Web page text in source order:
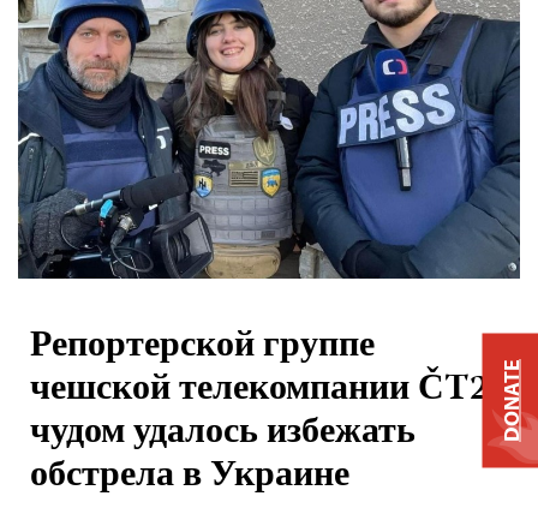
Репортерской группе
чешской телекомпании ČT24
чудом удалось избежать
обстрела в Украине
DONATE